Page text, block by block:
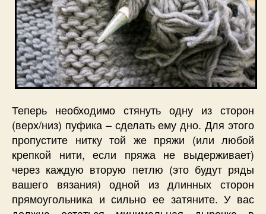
Теперь необходимо стянуть одну из сторон
(верх/низ) пуфика – сделать ему дно. Для этого
пропустите нитку той же пряжи (или любой
крепкой нити, если пряжа не выдерживает)
через каждую вторую петлю (это будут ряды
вашего вязания) одной из длинных сторон
прямоугольника и сильно ее затяните. У вас